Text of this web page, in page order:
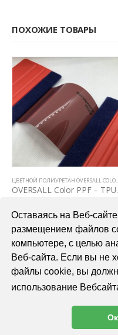
Оставаясь на Веб-
размещением файлов
компьютере, с целью
Веб-сайта. Если вы не
файлы cookie, вы
использование
Ок
ПОХОЖИЕ ТОВАРЫ
ЦВЕТНОЙ
В КОРЗИНУ